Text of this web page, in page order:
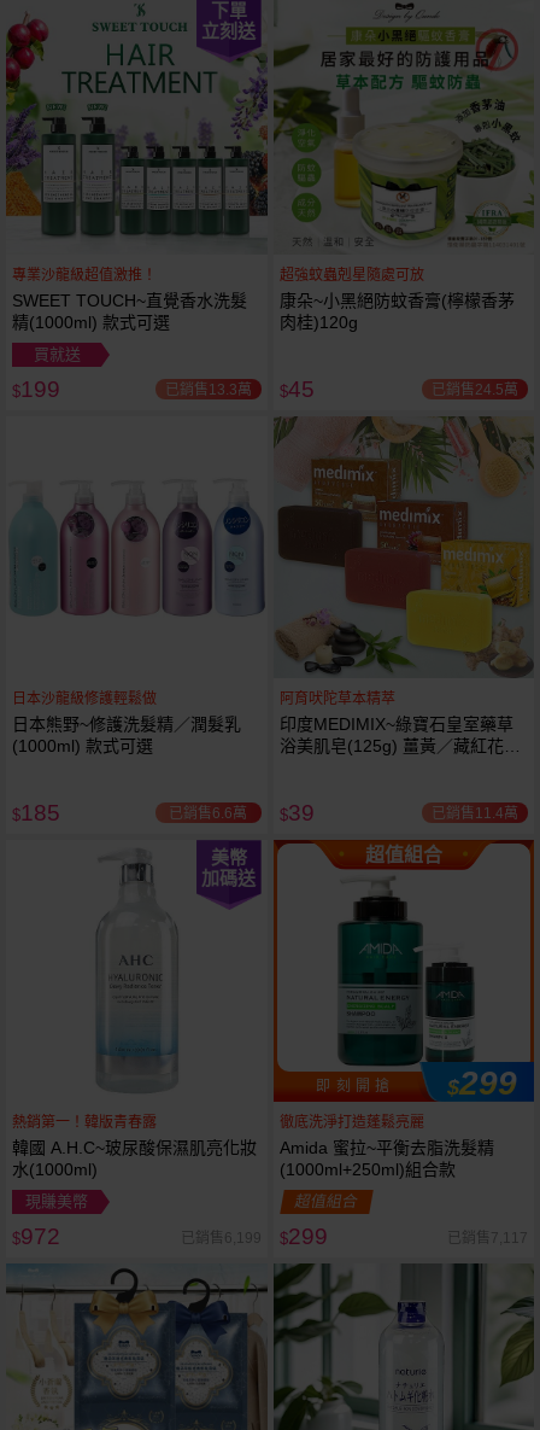
下單
立刻送
專業沙龍級超值激推！
SWEET TOUCH~直覺香水洗髮
精(1000ml) 款式可選
買就送
$199 已銷售13.3萬
超強蚊蟲剋星隨處可放
康朵~小黑絕防蚊香膏(檸檬香茅
肉桂)120g
$45 已銷售24.5萬
日本沙龍級修護輕鬆做
日本熊野~修護洗髮精／潤髮乳
(1000ml) 款式可選
$185 已銷售6.6萬
阿育吠陀草本精萃
印度MEDIMIX~綠寶石皇室藥草
浴美肌皂(125g) 薑黃／藏紅花／
$39 已銷售11.4萬
美幣
加碼送
熱銷第一！韓版青春露
韓國 A.H.C~玻尿酸保濕肌亮化妝
水(1000ml)
現賺美幣
$972 已銷售6,199
超值組合
即 刻 開 搶 $299
徹底洗淨打造蓬鬆亮麗
Amida 蜜拉~平衡去脂洗髮精
(1000ml+250ml)組合款
超值組合
$299 已銷售7,117